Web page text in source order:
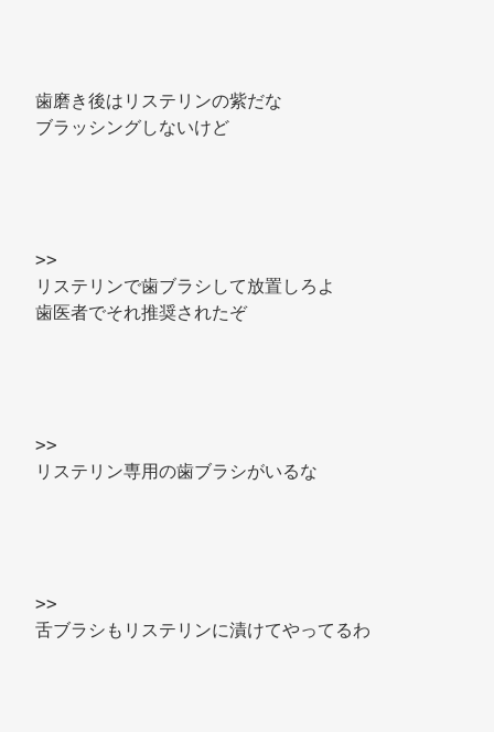
歯磨き後はリステリンの紫だな
ブラッシングしないけど
>>
リステリンで歯ブラシして放置しろよ
歯医者でそれ推奨されたぞ
>>
リステリン専用の歯ブラシがいるな
>>
舌ブラシもリステリンに漬けてやってるわ